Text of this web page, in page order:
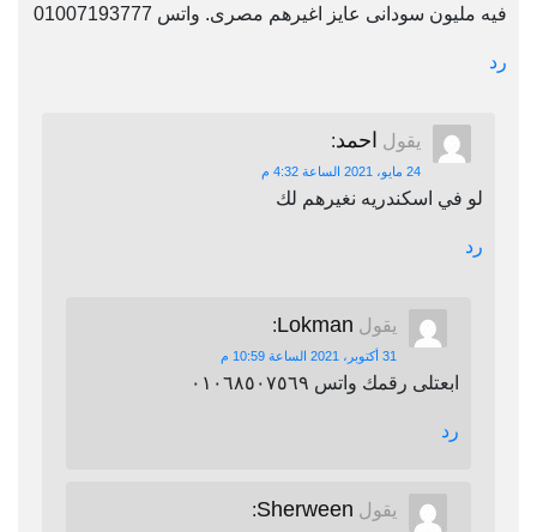
فيه مليون سودانى عايز اغيرهم مصرى. واتس 01007193777
رد
يقول احمد:
24 مايو، 2021 الساعة 4:32 م
لو في اسكندريه نغيرهم لك
رد
يقول Lokman
:
31 أكتوبر، 2021 الساعة 10:59 م
ابعتلى رقمك واتس ٠١٠٦٨٥٠٧٥٦٩
رد
يقول Sherween
: